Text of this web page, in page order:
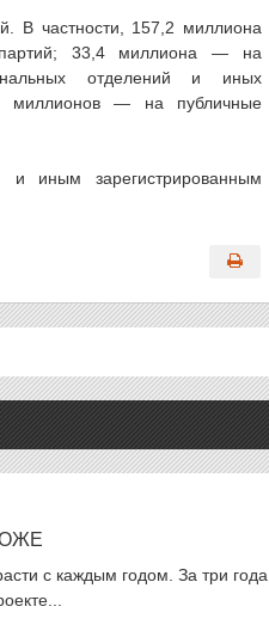
В частности, 157,2 миллиона
партий; 33,4 миллиона — на
отделений и иных
4 миллионов — на публичные
иным зарегистрированным
с каждым годом. За три года